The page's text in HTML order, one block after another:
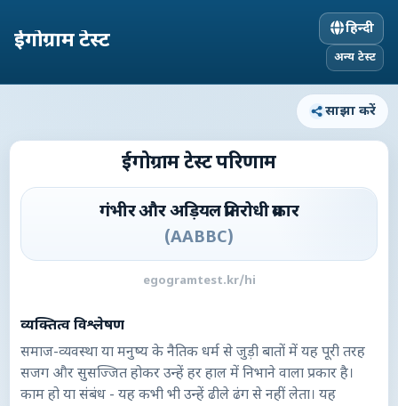
ईगोग्राम टेस्ट हिन्दी
अन्य टेस्ट
साझा करें
ईगोग्राम टेस्ट परिणाम
गंभीर और अड़ियल प्रतिरोधी प्रकार
(AABBC)
egogramtest.kr/hi
व्यक्तित्व विश्लेषण
समाज-व्यवस्था या मनुष्य के नैतिक धर्म से जुड़ी बातों में यह पूरी तरह
सजग और सुसज्जित होकर उन्हें हर हाल में निभाने वाला प्रकार है।
काम हो या संबंध - यह कभी भी उन्हें ढीले ढंग से नहीं लेता। यह